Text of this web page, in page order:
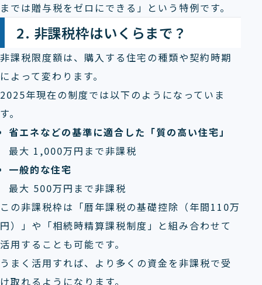
までは贈与税をゼロにできる」という特例です。
2. 非課税枠はいくらまで？
非課税限度額は、購入する住宅の種類や契約時期
によって変わります。
2025年現在の制度では以下のようになっていま
す。
省エネなどの基準に適合した「質の高い住宅」
最大 1,000万円まで非課税
一般的な住宅
最大 500万円まで非課税
この非課税枠は「暦年課税の基礎控除（年間110万
円）」や「相続時精算課税制度」と組み合わせて
活用することも可能です。
うまく活用すれば、より多くの資金を非課税で受
け取れるようになります。